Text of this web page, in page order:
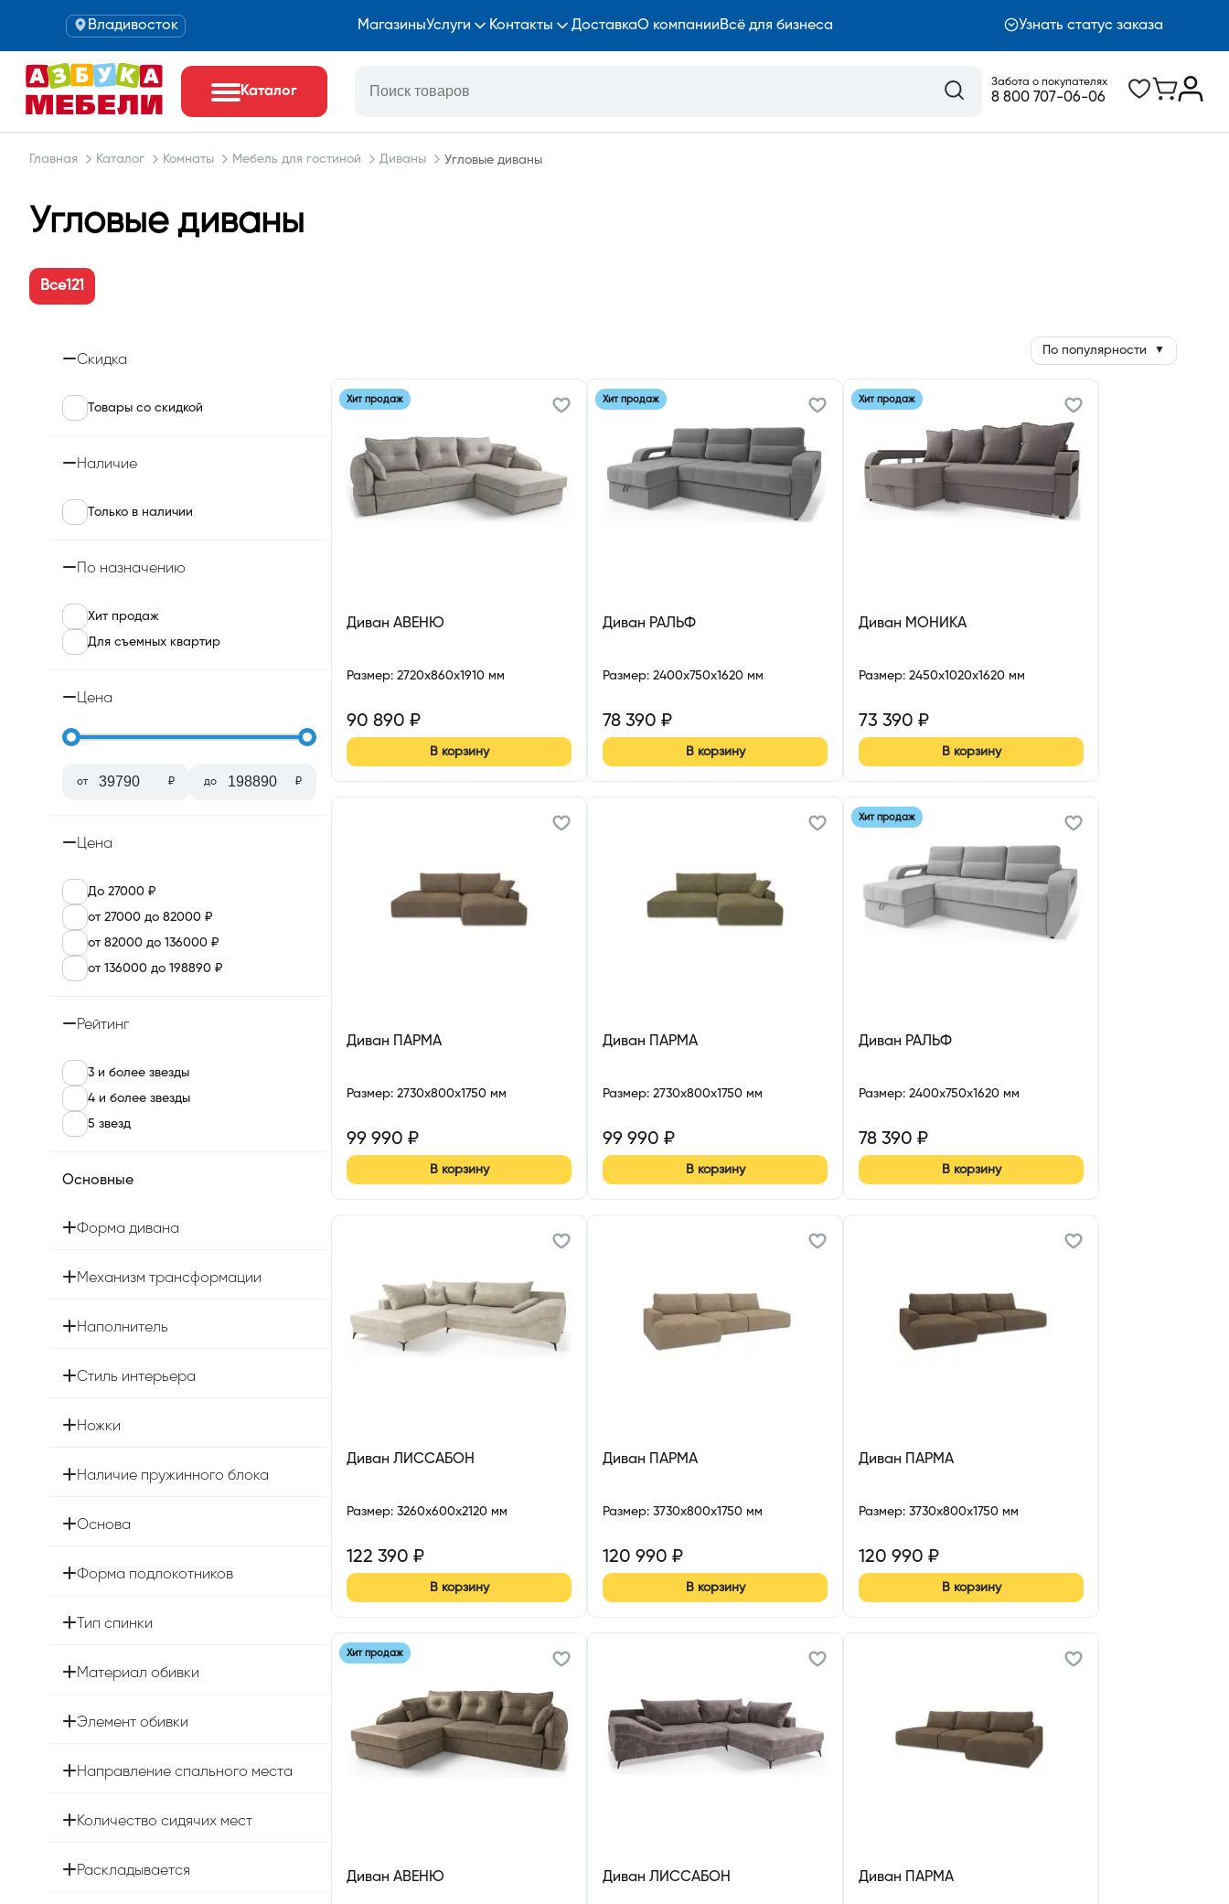
Владивосток МагазиныУслуги Контакты ДоставкаО компанииВсё для бизнеса Узнать статус заказа
Каталог
Забота о покупателях
8 800 707-06-06
Главная Каталог Комнаты Мебель для гостиной Диваны Угловые диваны
Угловые диваны
Все121
Скидка
Товары со скидкой
Наличие
Только в наличии
По назначению
Хит продаж
Для съемных квартир
Цена
от ₽ до ₽
Цена
До 27000 ₽
от 27000 до 82000 ₽
от 82000 до 136000 ₽
от 136000 до 198890 ₽
Рейтинг
3 и более звезды
4 и более звезды
5 звезд
Основные
Форма дивана
Механизм трансформации
Наполнитель
Стиль интерьера
Ножки
Наличие пружинного блока
Основа
Форма подлокотников
Тип спинки
Материал обивки
Элемент обивки
Направление спального места
Количество сидячих мест
Раскладывается
По популярности ▼
Хит продаж
Диван АВЕНЮ
Размер: 2720x860x1910 мм
90 890 ₽
В корзину
Хит продаж
Диван РАЛЬФ
Размер: 2400x750x1620 мм
78 390 ₽
В корзину
Хит продаж
Диван МОНИКА
Размер: 2450x1020x1620 мм
73 390 ₽
В корзину
Диван ПАРМА
Размер: 2730x800x1750 мм
99 990 ₽
В корзину
Диван ПАРМА
Размер: 2730x800x1750 мм
99 990 ₽
В корзину
Хит продаж
Диван РАЛЬФ
Размер: 2400x750x1620 мм
78 390 ₽
В корзину
Диван ЛИССАБОН
Размер: 3260x600x2120 мм
122 390 ₽
В корзину
Диван ПАРМА
Размер: 3730x800x1750 мм
120 990 ₽
В корзину
Диван ПАРМА
Размер: 3730x800x1750 мм
120 990 ₽
В корзину
Хит продаж
Диван АВЕНЮ Диван ЛИССАБОН Диван ПАРМА